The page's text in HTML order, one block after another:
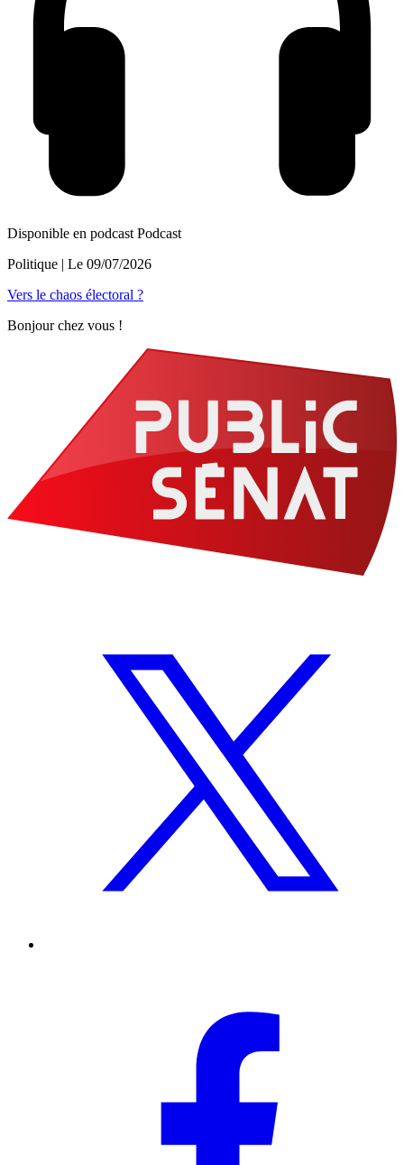
Disponible en podcast Podcast
Politique | Le 09/07/2026
Vers le chaos électoral ?
Bonjour chez vous !